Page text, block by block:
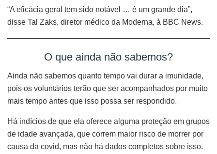
“A eficácia geral tem sido notável … é um grande dia”,
disse Tal Zaks, diretor médico da Moderna, à BBC News.
O que ainda não sabemos?
Ainda não sabemos quanto tempo vai durar a imunidade,
pois os voluntários terão que ser acompanhados por muito
mais tempo antes que isso possa ser respondido.
Há indícios de que ela oferece alguma proteção em grupos
de idade avançada, que correm maior risco de morrer por
causa da covid, mas não há dados completos sobre isso.